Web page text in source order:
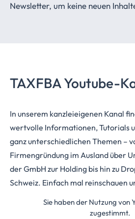
Newsletter, um keine neuen
TAXFBA Youtube-
In unserem kanzleieigenen Kanal
wertvolle Informationen, Tutorials
ganz unterschiedlichen Themen –
Firmengründung im Ausland über
der GmbH zur Holding bis hin zu
Schweiz. Einfach mal reinschauen
Sie haben der Nutzung von
zugestimmt.